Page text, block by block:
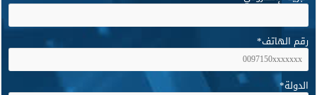
رقم الهاتف*
الدولة*